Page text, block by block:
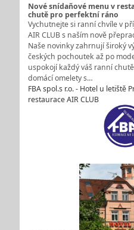
Nové snídaňové menu v
chutě pro perfektní ráno
Vychutnejte si ranní chvíle v
AIR CLUB s naším nově
Naše novinky zahrnují široký
českých pochoutek až po
uspokojí každý váš ranní
domácí omelety s…
FBA spol.s r.o. - Hotel u letiště
restaurace AIR CLUB